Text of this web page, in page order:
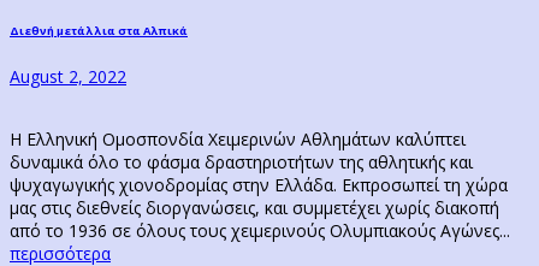
Next
Διεθνή μετάλλια στα Αλπικά
August 2, 2022
Η Ελληνική Ομοσπονδία Χειμερινών Αθλημάτων καλύπτει
δυναμικά όλο το φάσμα δραστηριοτήτων της αθλητικής και
ψυχαγωγικής χιονοδρομίας στην Ελλάδα. Εκπροσωπεί τη χώρα
μας στις διεθνείς διοργανώσεις, και συμμετέχει χωρίς διακοπή
από το 1936 σε όλους τους χειμερινούς Ολυμπιακούς Αγώνες...
περισσότερα